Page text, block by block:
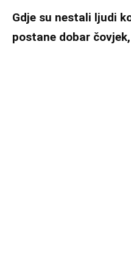
Gdje su nestali ljudi
postane dobar